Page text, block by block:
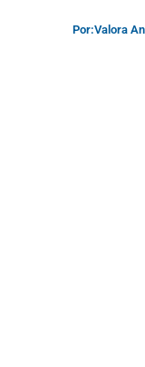
Por:Valora